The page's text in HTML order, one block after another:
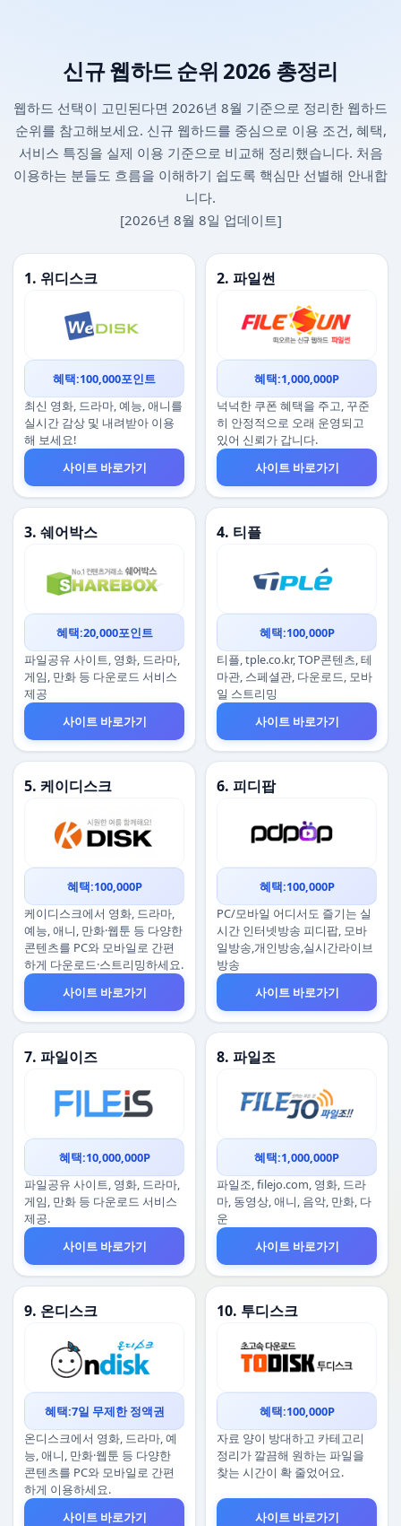
신규 웹하드 순위 2026 총정리
웹하드 선택이 고민된다면 2026년 8월 기준으로 정리한 웹하드
순위를 참고해보세요. 신규 웹하드를 중심으로 이용 조건, 혜택,
서비스 특징을 실제 이용 기준으로 비교해 정리했습니다. 처음
이용하는 분들도 흐름을 이해하기 쉽도록 핵심만 선별해 안내합
니다.
[2026년 8월 8일 업데이트]
1. 위디스크
혜택:100,000포인트
최신 영화, 드라마, 예능, 애니를
실시간 감상 및 내려받아 이용
해 보세요!
사이트 바로가기
2. 파일썬
혜택:1,000,000P
넉넉한 쿠폰 혜택을 주고, 꾸준
히 안정적으로 오래 운영되고
있어 신뢰가 갑니다.
사이트 바로가기
3. 쉐어박스
혜택:20,000포인트
파일공유 사이트, 영화, 드라마,
게임, 만화 등 다운로드 서비스
제공
사이트 바로가기
4. 티플
혜택:100,000P
티플, tple.co.kr, TOP콘텐츠, 테
마관, 스페셜관, 다운로드, 모바
일 스트리밍
사이트 바로가기
5. 케이디스크
혜택:100,000P
케이디스크에서 영화, 드라마,
예능, 애니, 만화·웹툰 등 다양한
콘텐츠를 PC와 모바일로 간편
하게 다운로드·스트리밍하세요.
사이트 바로가기
6. 피디팝
혜택:100,000P
PC/모바일 어디서도 즐기는 실
시간 인터넷방송 피디팝, 모바
일방송,개인방송,실시간라이브
방송
사이트 바로가기
7. 파일이즈
혜택:10,000,000P
파일공유 사이트, 영화, 드라마,
게임, 만화 등 다운로드 서비스
제공.
사이트 바로가기
8. 파일조
혜택:1,000,000P
파일조, filejo.com, 영화, 드라
마, 동영상, 애니, 음악, 만화, 다
운
사이트 바로가기
9. 온디스크
혜택:7일 무제한 정액권
온디스크에서 영화, 드라마, 예
능, 애니, 만화·웹툰 등 다양한
콘텐츠를 PC와 모바일로 간편
하게 이용하세요.
사이트 바로가기
10. 투디스크
혜택:100,000P
자료 양이 방대하고 카테고리
정리가 깔끔해 원하는 파일을
찾는 시간이 확 줄었어요.
사이트 바로가기